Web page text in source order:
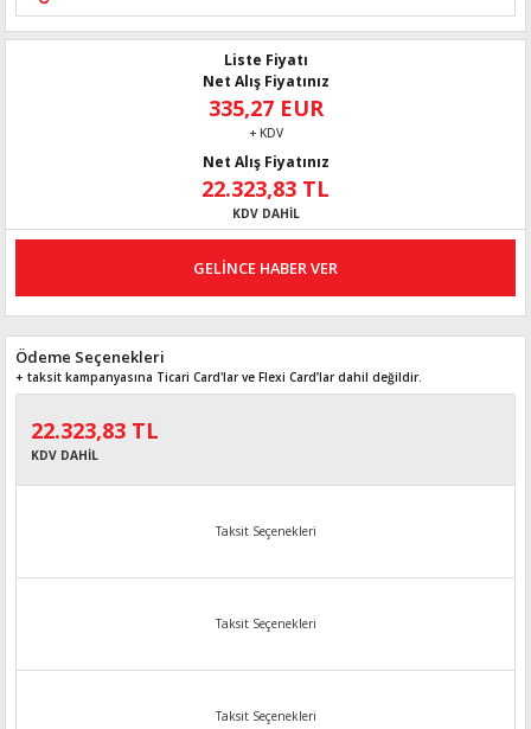
Liste Fiyatı
Net Alış Fiyatınız
335,27 EUR
+ KDV
Net Alış Fiyatınız
22.323,83 TL
KDV DAHİL
GELİNCE HABER VER
Ödeme Seçenekleri
+ taksit kampanyasına Ticari Card'lar ve Flexi Card’lar dahil değildir.
22.323,83 TL
KDV DAHİL
Taksit Seçenekleri
Taksit Seçenekleri
Taksit Seçenekleri